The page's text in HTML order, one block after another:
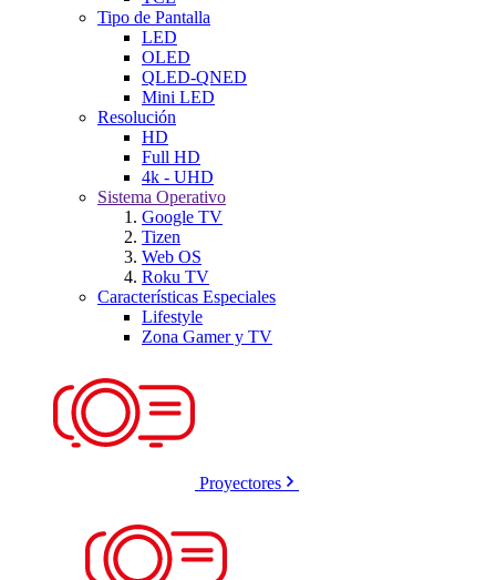
Tipo de Pantalla
LED
OLED
QLED-QNED
Mini LED
Resolución
HD
Full HD
4k - UHD
Sistema Operativo
Google TV
Tizen
Web OS
Roku TV
Características Especiales
Lifestyle
Zona Gamer y TV
Proyectores